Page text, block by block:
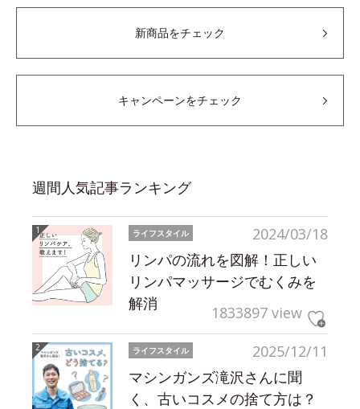
新商品をチェック
キャンペーンをチェック
週間人気記事ランキング
2024/03/18
ライフスタイル
リンパの流れを図解！正しい
リンパマッサージでむくみを
解消
1833897 view
2025/12/11
ライフスタイル
マシンガンズ滝沢さんに聞
く、古いコスメの捨て方は？